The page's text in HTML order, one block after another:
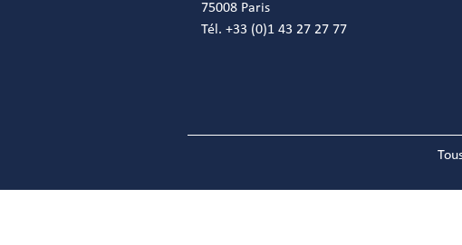
75008 Paris
Tél. +33 (0)1 43 27 27 77